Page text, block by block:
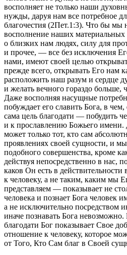
восполняет не только наши
нужды, даруя нам все потребное
благочестия (2Пет.1:3). Что бы мы
восполнение наших
о близких нам людях, силу для
и прочее, — все без исключения
нами, имеют своей целью
прежде всего, открывать Его нам
расположить наш разум и сердце
и желать вечного гораздо больше,
Даже восполняя насущные
побуждает его славить Бога, в
сама цель благодати — побудить
и к прославлению Божьего имени.
может только тот, кто сам
проявлениях своей сущности, и
подобного совершенства, кроме
действуя непосредственно в нас,
каков Он есть в
к человеку, а не таким, каким мы
представляем — показывает не
человека и познает Бога человек
а не исключительно посредством
иначе познавать Бога
благодати Бог показывает Свое
отношение к человеку, которое
от Того, Кто Сам благ в Своей